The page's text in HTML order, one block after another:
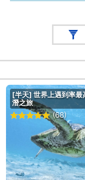
[半天] 世界上遇到率最
潛之旅
(68)